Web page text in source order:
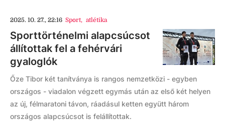
2025. 10. 27., 22:16 Sport, atlétika
Sporttörténelmi alapcsúcsot
állítottak fel a fehérvári
gyaloglók
Őze Tibor két tanítványa is rangos nemzetközi - egyben
országos - viadalon végzett egymás után az első két helyen
az új, félmaratoni távon, ráadásul ketten együtt három
országos alapcsúcsot is felállítottak.